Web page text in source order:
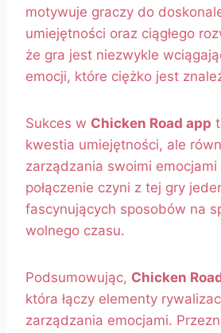
motywuje graczy do
umiejętności oraz ciągłego
że gra jest niezwykle
emocji, które ciężko jest
Sukces w Chicken Road app
kwestia umiejętności, ale
zarządzania swoimi emocjami
połączenie czyni z tej gry
fascynujących sposobów na
wolnego czasu.
Podsumowując, Chicken
która łączy elementy
zarządzania emocjami.